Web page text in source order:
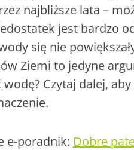
najbliższe lata –
jest bardzo
się nie
Ziemi to jedyne
wodę? Czytaj dalej,
e-poradnik: Dobre